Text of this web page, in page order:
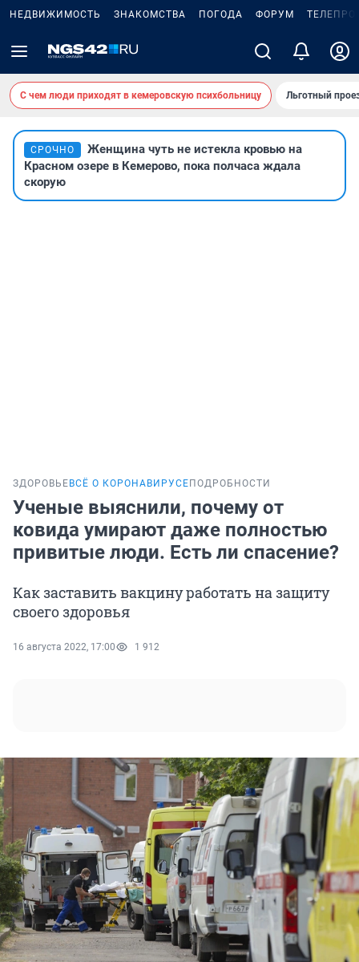
НЕДВИЖИМОСТЬ ЗНАКОМСТВА ПОГОДА ФОРУМ
С чем люди приходят в кемеровскую психбольницу Льготный
СРОЧНО
Женщина чуть не истекла кровью на
Красном озере в Кемерово, пока полчаса ждала
скорую
ЗДОРОВЬЕ ВСЁ О КОРОНАВИРУСЕ ПОДРОБНОСТИ
Ученые выяснили, почему от
ковида умирают даже полностью
привитые люди. Есть ли спасение?
Как заставить вакцину работать на защиту
своего здоровья
16 августа 2022, 17:00 1 912